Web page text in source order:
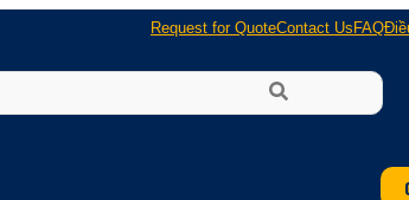
Request for QuoteContact Us FAQ